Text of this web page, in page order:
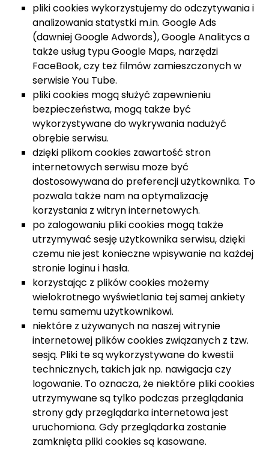
pliki cookies wykorzystujemy do odczytywania i
analizowania statystki m.in. Google Ads
(dawniej Google Adwords), Google Analitycs a
także usług typu Google Maps, narzędzi
FaceBook, czy też filmów zamieszczonych w
serwisie You Tube.
pliki cookies mogą służyć zapewnieniu
bezpieczeństwa, mogą także być
wykorzystywane do wykrywania nadużyć
obrębie serwisu.
dzięki plikom cookies zawartość stron
internetowych serwisu może być
dostosowywana do preferencji użytkownika. To
pozwala także nam na optymalizację
korzystania z witryn internetowych.
po zalogowaniu pliki cookies mogą także
utrzymywać sesję użytkownika serwisu, dzięki
czemu nie jest konieczne wpisywanie na każdej
stronie loginu i hasła.
korzystając z plików cookies możemy
wielokrotnego wyświetlania tej samej ankiety
temu samemu użytkownikowi.
niektóre z używanych na naszej witrynie
internetowej plików cookies związanych z tzw.
sesją. Pliki te są wykorzystywane do kwestii
technicznych, takich jak np. nawigacja czy
logowanie. To oznacza, że niektóre pliki cookies
utrzymywane są tylko podczas przeglądania
strony gdy przeglądarka internetowa jest
uruchomiona. Gdy przeglądarka zostanie
zamknięta pliki cookies są kasowane.